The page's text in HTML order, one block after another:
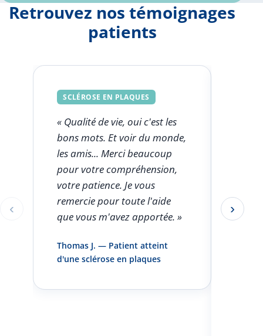
Retrouvez nos témoignages
patients
‹
SCLÉROSE EN PLAQUES
« Qualité de vie, oui c'est les
bons mots. Et voir du monde,
les amis... Merci beaucoup
pour votre compréhension,
votre patience. Je vous
remercie pour toute l'aide
que vous m'avez apportée. »
Thomas J. — Patient atteint
d'une sclérose en plaques
pas
›
Éléments 1 à 1 sur 5